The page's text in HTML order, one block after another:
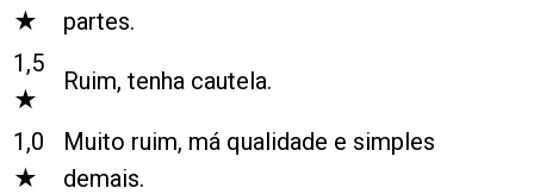
★
partes.
1,5
★
Ruim, tenha cautela.
1,0
★
Muito ruim, má qualidade e simples
demais.